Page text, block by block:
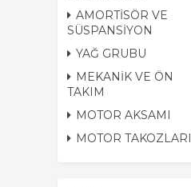
AMORTİSÖR VE
SÜSPANSİYON
YAĞ GRUBU
MEKANİK VE ÖN
TAKIM
MOTOR AKSAMI
MOTOR TAKOZLARI